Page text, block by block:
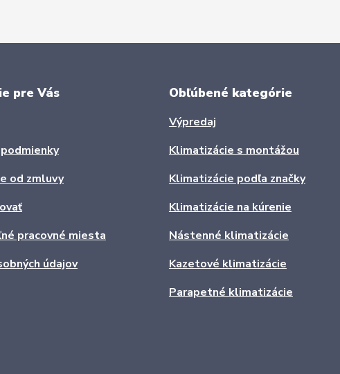
pre Vás
od zmluvy
pracovné miesta
údajov
Obľúbené kategórie
Výpredaj
Klimatizácie s montážou
Klimatizácie podľa značky
Klimatizácie na kúrenie
Nástenné klimatizácie
Kazetové klimatizácie
Parapetné klimatizácie